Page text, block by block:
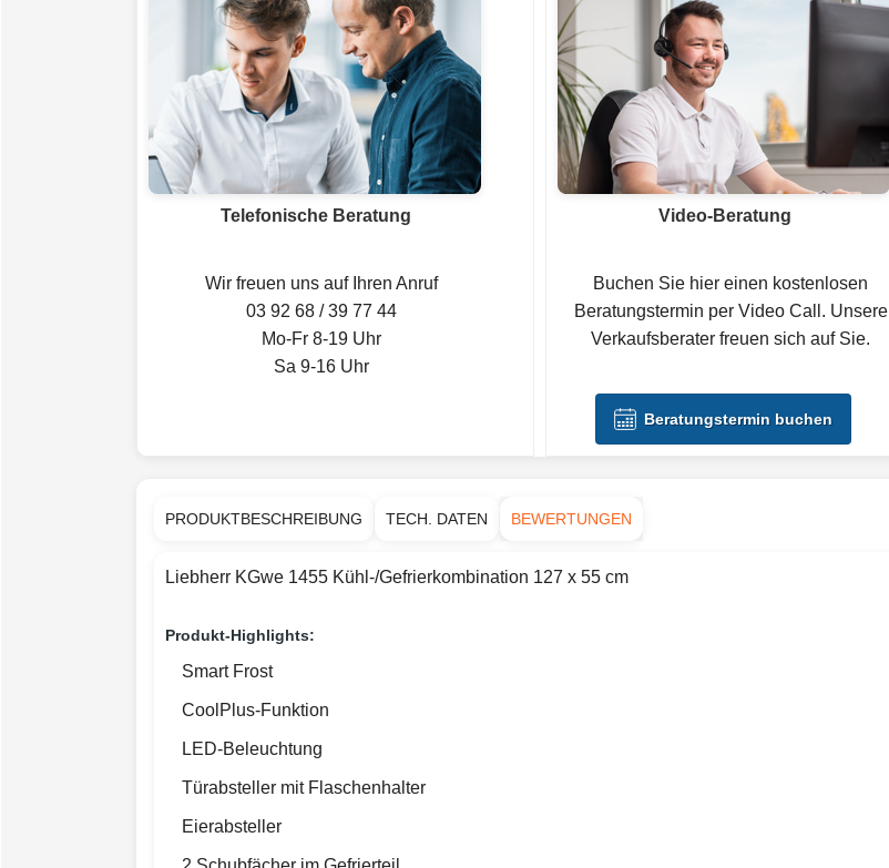
Telefonische Beratung
Wir freuen uns auf Ihren Anruf
03 92 68 / 39 77 44
Mo-Fr 8-19 Uhr
Sa 9-16 Uhr
Video-Beratung
Buchen Sie hier einen kostenlosen
Beratungstermin per Video Call. Unsere
Verkaufsberater freuen sich auf Sie.
Beratungstermin buchen
PRODUKTBESCHREIBUNG TECH. DATEN BEWERTUNGEN
Liebherr KGwe 1455 Kühl-/Gefrierkombination 127 x 55 cm
Produkt-Highlights:
Smart Frost
CoolPlus-Funktion
LED-Beleuchtung
Türabsteller mit Flaschenhalter
Eierabsteller